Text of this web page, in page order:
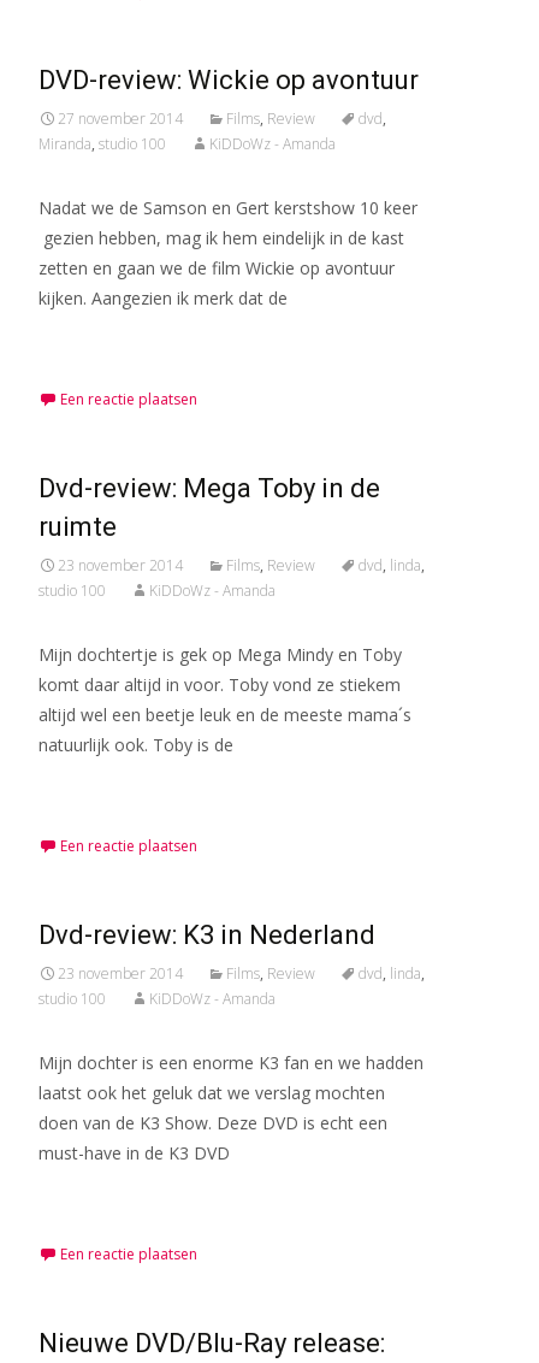
DVD-review: Wickie op avontuur
27 november 2014 Films, Review dvd,
Miranda, studio 100 KiDDoWz - Amanda
Nadat we de Samson en Gert kerstshow 10 keer
gezien hebben, mag ik hem eindelijk in de kast
zetten en gaan we de film Wickie op avontuur
kijken. Aangezien ik merk dat de
Een reactie plaatsen
Dvd-review: Mega Toby in de
ruimte
23 november 2014 Films, Review dvd, linda,
studio 100
KiDDoWz - Amanda
Mijn dochtertje is gek op Mega Mindy en Toby
komt daar altijd in voor. Toby vond ze stiekem
altijd wel een beetje leuk en de meeste mama´s
natuurlijk ook. Toby is de
Een reactie plaatsen
Dvd-review: K3 in Nederland
23 november 2014 Films, Review dvd, linda,
studio 100
KiDDoWz - Amanda
Mijn dochter is een enorme K3 fan en we hadden
laatst ook het geluk dat we verslag mochten
doen van de K3 Show. Deze DVD is echt een
must-have in de K3 DVD
Een reactie plaatsen
Nieuwe DVD/Blu-Ra​y release: